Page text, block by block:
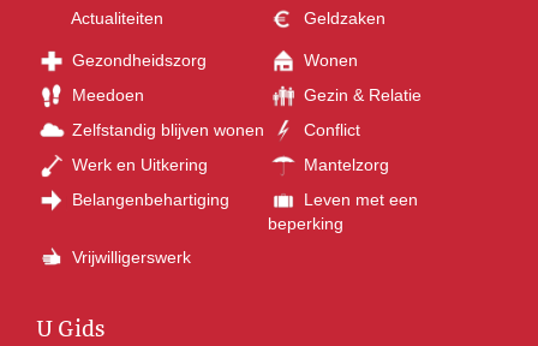
Actualiteiten Geldzaken
Gezondheidszorg
Wonen
Meedoen
Gezin & Relatie
Zelfstandig blijven wonen
Conflict
Werk en Uitkering
Mantelzorg
Belangenbehartiging
Leven met een
beperking
Vrijwilligerswerk
U Gids